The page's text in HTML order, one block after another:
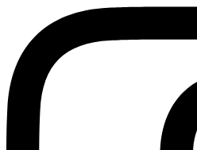
contenido